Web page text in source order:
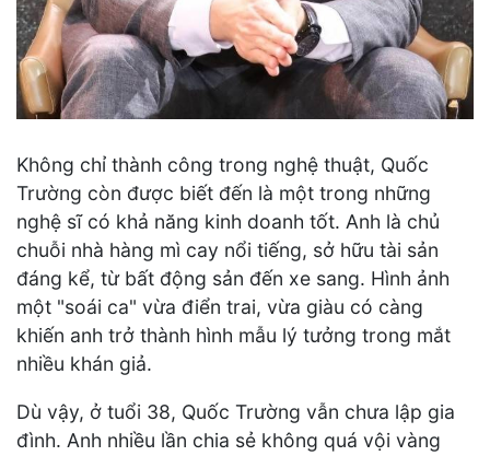
Không chỉ thành công trong nghệ thuật, Quốc
Trường còn được biết đến là một trong những
nghệ sĩ có khả năng kinh doanh tốt. Anh là chủ
chuỗi nhà hàng mì cay nổi tiếng, sở hữu tài sản
đáng kể, từ bất động sản đến xe sang. Hình ảnh
một "soái ca" vừa điển trai, vừa giàu có càng
khiến anh trở thành hình mẫu lý tưởng trong mắt
nhiều khán giả.
Dù vậy, ở tuổi 38, Quốc Trường vẫn chưa lập gia
đình. Anh nhiều lần chia sẻ không quá vội vàng